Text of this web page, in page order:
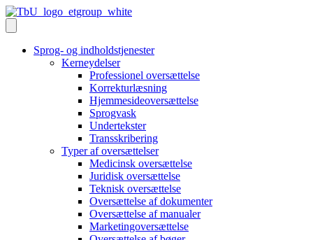
Sprog- og indholdstjenester
Kerneydelser
Professionel oversættelse
Korrekturlæsning
Hjemmesideoversættelse
Sprogvask
Undertekster
Transskribering
Typer af oversættelser
Medicinsk oversættelse
Juridisk oversættelse
Teknisk oversættelse
Oversættelse af dokumenter
Oversættelse af manualer
Marketingoversættelse